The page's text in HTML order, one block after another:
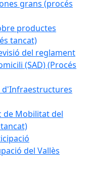
grans (procés
productes
tancat)
del reglament
(SAD) (Procés
d'Infraestructures
de Mobilitat del
del Vallès